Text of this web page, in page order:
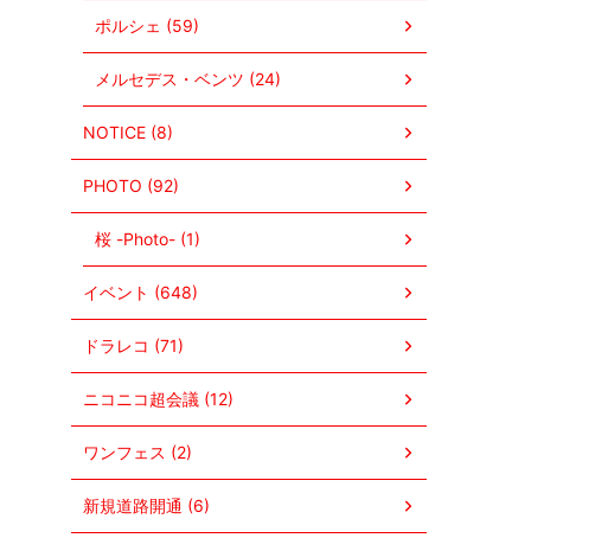
ポルシェ (59)
メルセデス・ベンツ (24)
NOTICE (8)
PHOTO (92)
桜 -Photo- (1)
イベント (648)
ドラレコ (71)
ニコニコ超会議 (12)
ワンフェス (2)
新規道路開通 (6)